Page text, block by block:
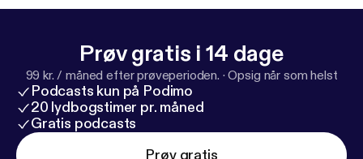
Prøv gratis i 14 dage
99 kr. / måned efter prøveperioden. ·Opsig når som helst
Podcasts kun på Podimo
20 lydbogstimer pr. måned
Gratis podcasts